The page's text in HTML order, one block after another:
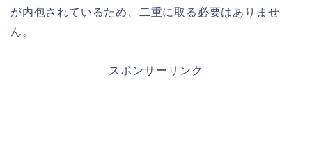
が内包されているため、二重に取る必要はありませ
ん。
スポンサーリンク